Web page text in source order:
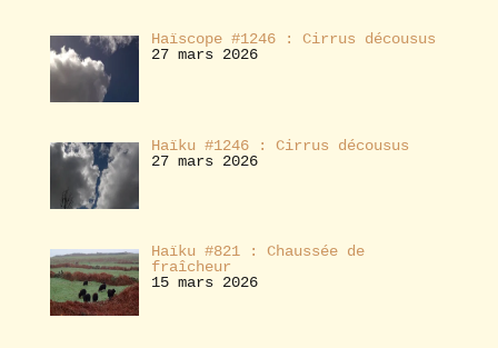
Haïscope #1246 : Cirrus décousus
27 mars 2026
Haïku #1246 : Cirrus décousus
27 mars 2026
Haïku #821 : Chaussée de
fraîcheur
15 mars 2026